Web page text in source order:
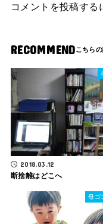
コメントを投稿する
RECOMMEND
2018.03.12
断捨離はどこへ
母ゴ